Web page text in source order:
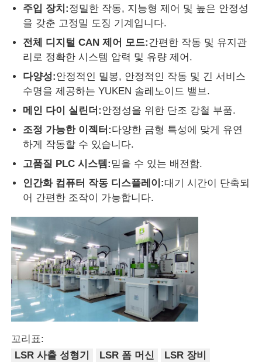
주입 장치:정밀한 작동, 지능형 제어 및 높은 안정성
을 갖춘 고정밀 도징 기계입니다.
전체 디지털 CAN 제어 모드:간편한 작동 및 유지관
리로 정확한 시스템 압력 및 유량 제어.
다양성:안정적인 밀봉, 안정적인 작동 및 긴 서비스
수명을 제공하는 YUKEN 솔레노이드 밸브.
메인 다이 실린더:안정성을 위한 단조 강철 부품.
조정 가능한 이젝터:다양한 금형 특성에 맞게 유연
하게 작동할 수 있습니다.
고품질 PLC 시스템:믿을 수 있는 배전함.
인간화 컴퓨터 작동 디스플레이:대기 시간이 단축되
어 간편한 조작이 가능합니다.
꼬리표:
LSR 사출 성형기
LSR 폼 머신 LSR 장비